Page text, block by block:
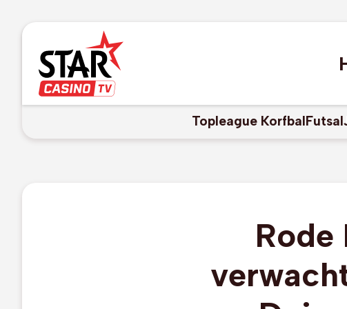
Topleague KorfbalFutsal